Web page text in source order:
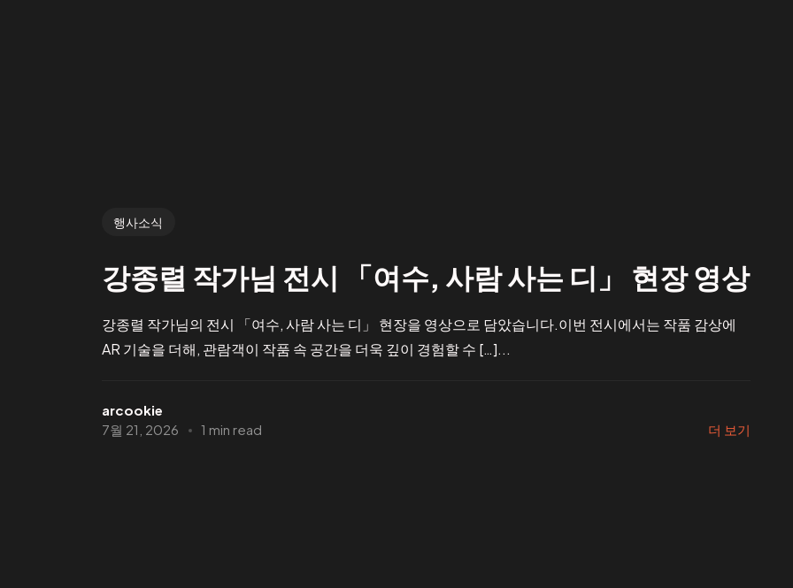
행사소식
강종렬 작가님 전시 「여수, 사람 사는 디」 현장 영상
강종렬 작가님의 전시 「여수, 사람 사는 디」 현장을 영상으로 담았습니다.이번 전시에서는 작품 감상에
AR 기술을 더해, 관람객이 작품 속 공간을 더욱 깊이 경험할 수 […]...
arcookie
7월 21, 2026
1 min read 더 보기